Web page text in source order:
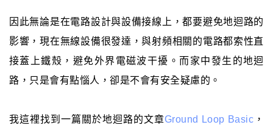
因此無論是在電路設計與設備接線上，都要避免地迴路的
影響，現在無線設備很發達，與射頻相關的電路都索性直
接蓋上鐵殼，避免外界電磁波干擾。而家中發生的地迴
路，只是會有點惱人，卻是不會有安全疑慮的。
我這裡找到一篇關於地迴路的文章Ground Loop Basic ，